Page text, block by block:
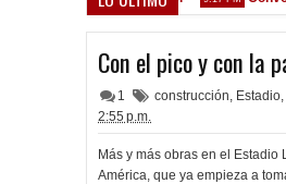
Con el pico y con la
1 construcción, Estadio,
2:55 p.m.
Más y más obras en el Estadio
América, que ya empieza a